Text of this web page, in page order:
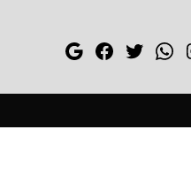
GoogleFacebook
Twitter